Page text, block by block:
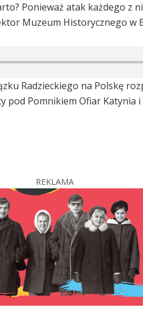
Ponieważ atak każdego z
Muzeum Historycznego w
Radzieckiego na Polskę
pod Pomnikiem Ofiar Katynia
REKLAMA